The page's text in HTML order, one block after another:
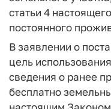
статьи 4
постоянного
В заявлении о
цель
сведения о ранее
бесплатно